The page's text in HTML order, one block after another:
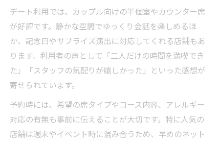
デート利用では、カップル向けの半個室やカウンター席
が好評です。静かな空間でゆっくり会話を楽しめるほ
か、記念日やサプライズ演出に対応してくれる店舗もあ
ります。利用者の声として「二人だけの時間を満喫でき
た」「スタッフの気配りが嬉しかった」といった感想が
寄せられています。
予約時には、希望の席タイプやコース内容、アレルギー
対応の有無も事前に伝えることが大切です。特に人気の
店舗は週末やイベント時に混み合うため、早めのネット